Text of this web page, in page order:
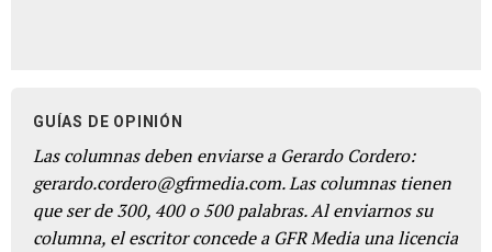
GUÍAS DE OPINIÓN
Las columnas deben enviarse a Gerardo Cordero:
gerardo.cordero@gfrmedia.com. Las columnas tienen
que ser de 300, 400 o 500 palabras. Al enviarnos su
columna, el escritor concede a GFR Media una licencia